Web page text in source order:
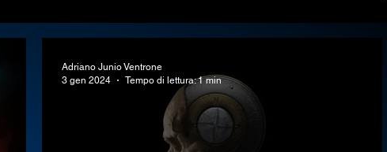
Adriano Junio Ventrone
3 gen 2024
Tempo di lettura: 1 min